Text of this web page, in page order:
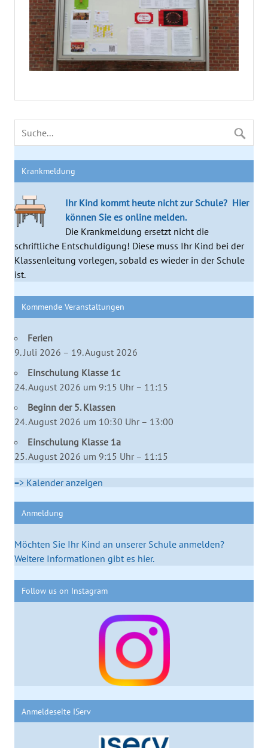
Krankmeldung
Ihr Kind kommt heute nicht zur Schule? Hier
können Sie es online melden.
Die Krankmeldung ersetzt nicht die
schriftliche Entschuldigung! Diese muss Ihr Kind bei der
Klassenleitung vorlegen, sobald es wieder in der Schule
ist.
Kommende Veranstaltungen
Ferien
9. Juli 2026 – 19. August 2026
Einschulung Klasse 1c
24. August 2026 um 9:15 Uhr – 11:15
Beginn der 5. Klassen
24. August 2026 um 10:30 Uhr – 13:00
Einschulung Klasse 1a
25. August 2026 um 9:15 Uhr – 11:15
=> Kalender anzeigen
Anmeldung
Möchten Sie Ihr Kind an unserer Schule anmelden?
Weitere Informationen gibt es hier.
Follow us on Instagram
Anmeldeseite IServ